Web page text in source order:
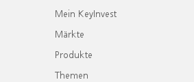
Mein KeyInvest
Märkte
Produkte
Themen